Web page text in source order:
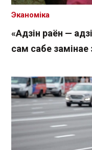
«Адзін раён —
сам сабе замінае
Эканоміка